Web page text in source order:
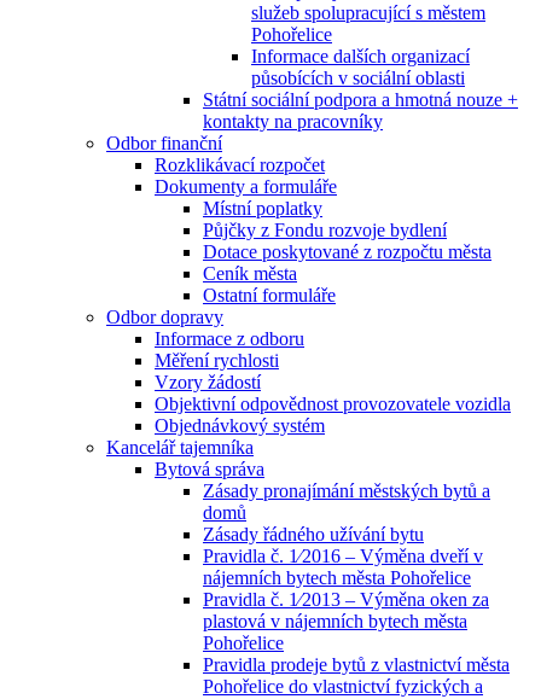
služeb spolupracující s městem
Pohořelice
Informace dalších organizací
působících v sociální oblasti
Státní sociální podpora a hmotná nouze +
kontakty na pracovníky
Odbor finanční
Rozklikávací rozpočet
Dokumenty a formuláře
Místní poplatky
Půjčky z Fondu rozvoje bydlení
Dotace poskytované z rozpočtu města
Ceník města
Ostatní formuláře
Odbor dopravy
Informace z odboru
Měření rychlosti
Vzory žádostí
Objektivní odpovědnost provozovatele vozidla
Objednávkový systém
Kancelář tajemníka
Bytová správa
Zásady pronajímání městských bytů a
domů
Zásady řádného užívání bytu
Pravidla č. 1⁄2016 – Výměna dveří v
nájemních bytech města Pohořelice
Pravidla č. 1⁄2013 – Výměna oken za
plastová v nájemních bytech města
Pohořelice
Pravidla prodeje bytů z vlastnictví města
Pohořelice do vlastnictví fyzických a